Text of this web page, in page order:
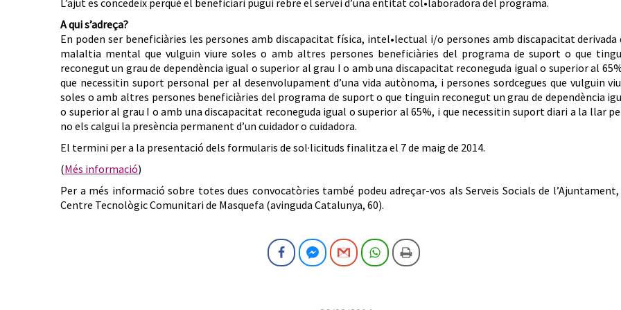
A qui s’adreça?
En poden ser beneficiàries les persones amb discapacitat física, intel•lectual i/o persones amb discapacitat derivada
malaltia mental que vulguin viure soles o amb altres persones beneficiàries del programa de suport o que
reconegut un grau de dependència igual o superior al grau I o amb una discapacitat reconeguda igual o superior al
que necessitin suport personal per al desenvolupament d’una vida autònoma, i persones sordcegues que vulguin
soles o amb altres persones beneficiàries del programa de suport o que tinguin reconegut un grau de dependència
o superior al grau I o amb una discapacitat reconeguda igual o superior al 65%, i que necessitin suport diari a la llar
no els calgui la presència permanent d’un cuidador o cuidadora.
El termini per a la presentació dels formularis de sol·licituds finalitza el 7 de maig de 2014.
(Més informació)
Per a més informació sobre totes dues convocatòries també podeu adreçar-vos als Serveis Socials de l’Ajuntament,
Centre Tecnològic Comunitari de Masquefa (avinguda Catalunya, 60).
FacebookFacebook Messenger
Gmail WhatsAppImprimeix